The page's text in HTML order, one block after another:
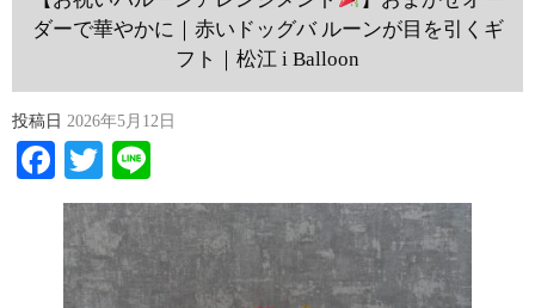
ダーで華やかに｜赤いドッグバ ルーンが目を引くギ
フト｜松江 i Balloon
投稿日 2026年5月12日
Facebook
Twitter